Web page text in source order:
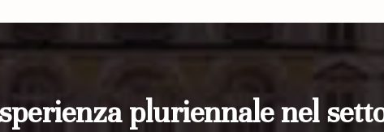
pluriennale nel